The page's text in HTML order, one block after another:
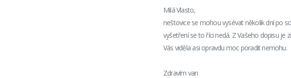
Milá Vlasto,
neštovice se mohou vysévat několik dní po
vyšetření se to říci nedá. Z Vašeho dopisu je
Vás viděla asi opravdu moc poradit nemohu.
Zdravím van